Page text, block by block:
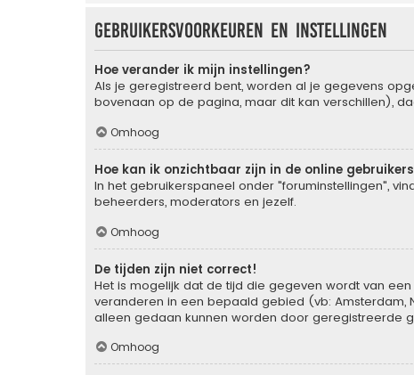
Gebruikersvoorkeuren en instellingen
Hoe verander ik mijn instellingen?
Als je geregistreerd bent, worden al je gegevens
bovenaan op de pagina, maar dit kan verschillen),
Omhoog
Hoe kan ik onzichtbaar zijn in de online
In het gebruikerspaneel onder "foruminstellingen",
beheerders, moderators en jezelf.
Omhoog
De tijden zijn niet correct!
Het is mogelijk dat de tijd die gegeven wordt van
veranderen in een bepaald gebied (vb: Amsterdam,
alleen gedaan kunnen worden door geregistreerde
Omhoog